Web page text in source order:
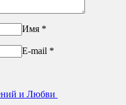
Имя *
E-mail *